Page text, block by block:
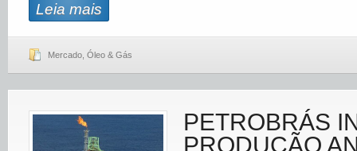
Leia mais
Mercado Óleo & Gás
PETROBRÁS
PRODUÇÃO